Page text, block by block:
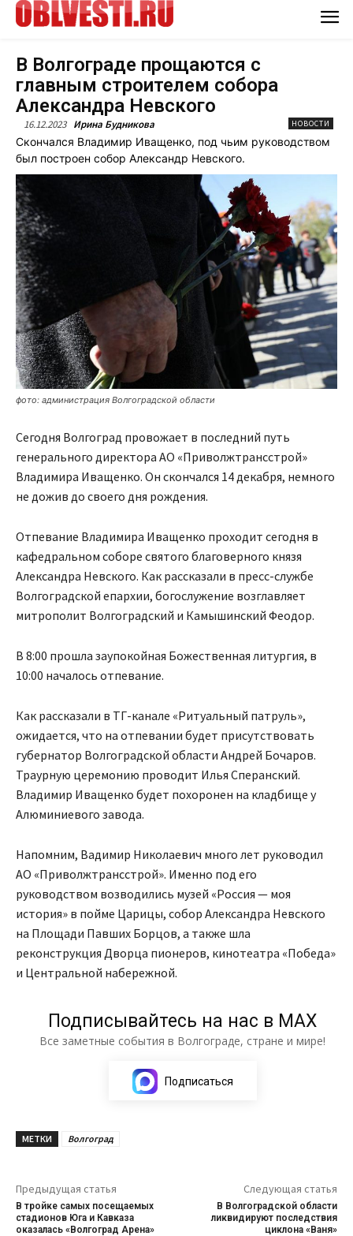
В Волгограде прощаются с
главным строителем собора
Александра Невского
16.12.2023 Ирина Будникова НОВОСТИ
Скончался Владимир Иващенко, под чьим руководством
был построен собор Александр Невского.
фото: администрация Волгоградской области
Сегодня Волгоград провожает в последний путь
генерального директора АО «Приволжтрансстрой»
Владимира Иващенко. Он скончался 14 декабря, немного
не дожив до своего дня рождения.
Отпевание Владимира Иващенко проходит сегодня в
кафедральном соборе святого благоверного князя
Александра Невского. Как рассказали в пресс-службе
Волгоградской епархии, богослужение возглавляет
митрополит Волгоградский и Камышинский Феодор.
В 8:00 прошла заупокойная Божественная литургия, в
10:00 началось отпевание.
Как рассказали в ТГ-канале «Ритуальный патруль»,
ожидается, что на отпевании будет присутствовать
губернатор Волгоградской области Андрей Бочаров.
Траурную церемонию проводит Илья Сперанский.
Владимир Иващенко будет похоронен на кладбище у
Алюминиевого завода.
Напомним, Вадимир Николаевич много лет руководил
АО «Приволжтрансстрой». Именно под его
руководством возводились музей «Россия — моя
история» в пойме Царицы, собор Александра Невского
на Площади Павших Борцов, а также шла
реконструкция Дворца пионеров, кинотеатра «Победа»
и Центральной набережной.
Подписывайтесь на нас в МАХ
Все заметные события в Волгограде, стране и мире!
Подписаться
МЕТКИ Волгоград
Предыдущая статья
В тройке самых посещаемых
стадионов Юга и Кавказа
оказалась «Волгоград Арена»
Следующая статья
В Волгоградской области
ликвидируют последствия
циклона «Ваня»